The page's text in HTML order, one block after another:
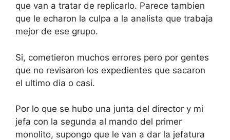
que van a tratar de replicarlo. Parece tambien
que le echaron la culpa a la analista que trabaja
mejor de ese grupo.
Si, cometieron muchos errores pero por gentes
que no revisaron los expedientes que sacaron
el ultimo dia o casi.
Por lo que se hubo una junta del director y mi
jefa con la segunda al mando del primer
monolito, supongo que le van a dar la jefatura